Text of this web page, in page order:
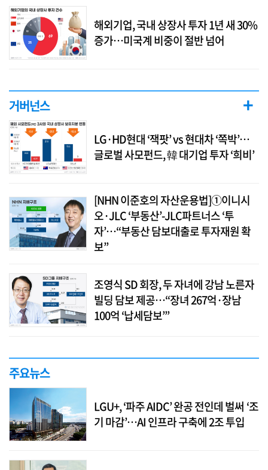
해외기업, 국내 상장사 투자 1년 새 30%
증가…미국계 비중이 절반 넘어
거버넌스 +
LG·HD현대 ‘잭팟’ vs 현대차 ‘쪽박’…
글로벌 사모펀드, 韓 대기업 투자 ‘희비’
[NHN 이준호의 자산운용법]①이니시
오·JLC ‘부동산’-JLC파트너스 ‘투
자’…“부동산 담보대출로 투자재원 확
보”
조영식 SD 회장, 두 자녀에 강남 노른자
빌딩 담보 제공…“장녀 267억·장남
100억 ‘납세담보’”
주요뉴스
LGU+, ‘파주 AIDC’ 완공 전인데 벌써 ‘조
기 마감’…AI 인프라 구축에 2조 투입